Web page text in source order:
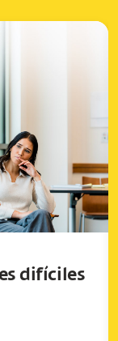
difíciles